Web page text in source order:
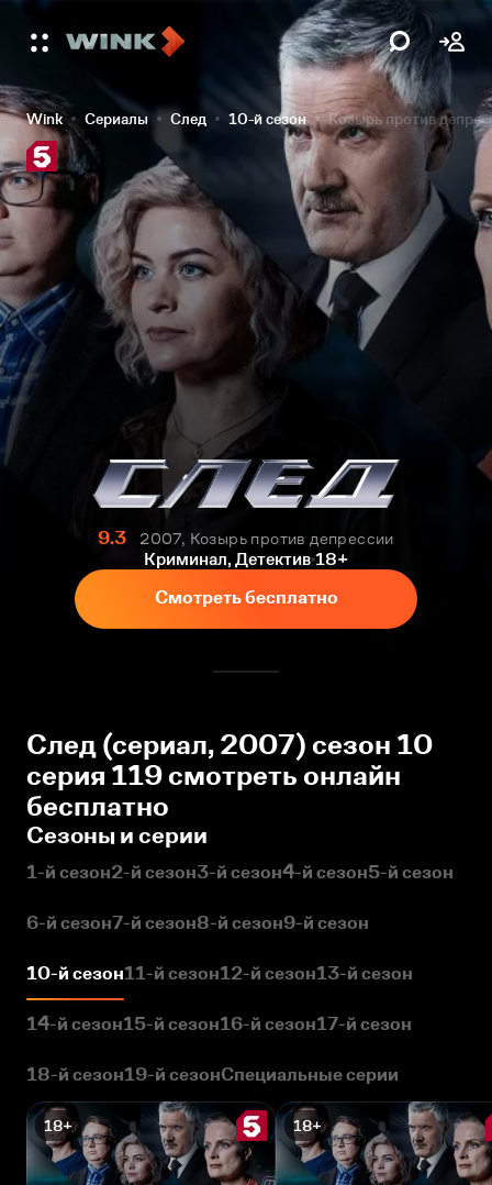
Wink Сериалы След 10-й сезон Козырь против
9.3
2007, Козырь против депрессии
Криминал, Детектив 18+
Смотреть бесплатно
След (сериал, 2007) сезон 10
серия 119 смотреть онлайн
бесплатно
Сезоны и серии
1-й сезон2-й сезон3-й сезон4-й сезон5-й сезон
6-й сезон7-й сезон8-й сезон9-й сезон
10-й сезон11-й сезон12-й сезон13-й сезон
14-й сезон15-й сезон16-й сезон17-й сезон
18-й сезон19-й сезонСпециальные серии
18+ 18+